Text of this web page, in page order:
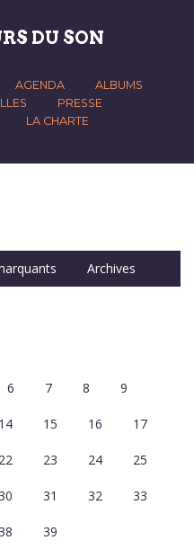
DU SON
AGENDA
ALBUMS
PRESSE
LA CHARTE
Archives
6 7 8 9
14 15 16 17
22 23 24 25
31 32 33
39